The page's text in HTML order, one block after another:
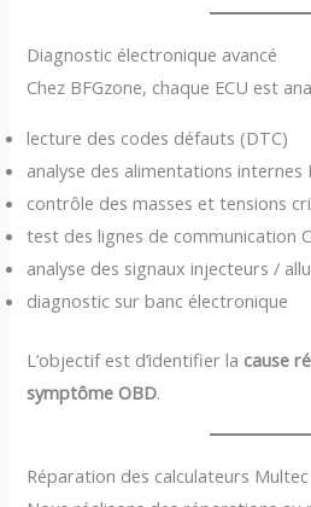
Diagnostic électronique avancé
Chez BFGzone, chaque ECU est
lecture des codes défauts (DTC)
analyse des alimentations internes
contrôle des masses et tensions
test des lignes de communication
analyse des signaux injecteurs /
diagnostic sur banc électronique
L’objectif est d’identifier la cause
symptôme OBD.
Réparation des calculateurs Multec